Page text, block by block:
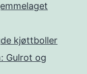
kjøttboller
Gulrot og